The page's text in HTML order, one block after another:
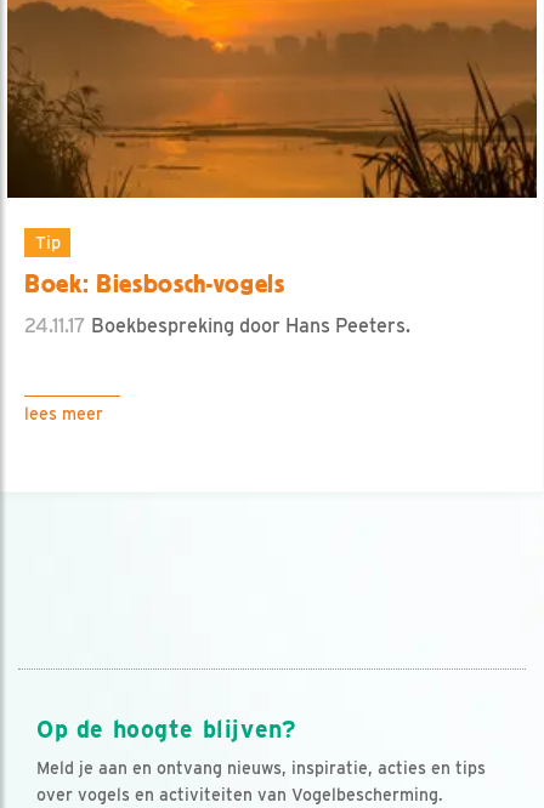
Tip
Boek: Biesbosch-vogels
24.11.17 Boekbespreking door Hans Peeters.
lees meer
Op de hoogte blijven?
Meld je aan en ontvang nieuws, inspiratie, acties en tips
over vogels en activiteiten van Vogelbescherming.